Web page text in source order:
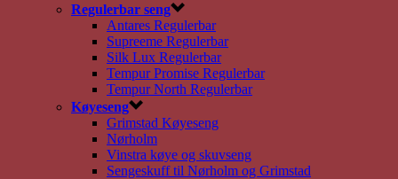
Regulerbar seng
Antares Regulerbar
Supreeme Regulerbar
Silk Lux Regulerbar
Tempur Promise Regulerbar
Tempur North Regulerbar
Køyeseng
Grimstad Køyeseng
Nørholm
Vinstra køye og skuvseng
Sengeskuff til Nørholm og Grimstad